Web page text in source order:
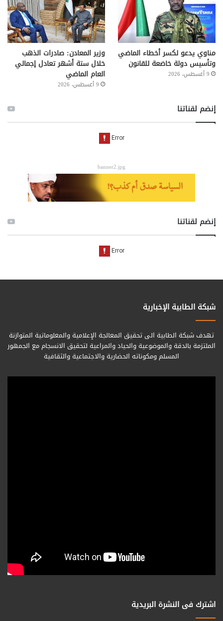
مناوي يدعو لكسر أخطاء الماضي
وتأسيس دولة خاضعة للقانون
9 أغسطس، 2026
وزير المعادن: صادرات الذهب
خلال ستة أشهر تعادل إجمالي
العام الماضي
9 أغسطس، 2026
إنضم لقناتنا
banner2.jpg
إنضم لقناتنا
شبكة الطابية الإخبارية
تهدف شبكة الطابية الى تحقيق المعالجة الإعلامية والمعلوماتية المتوازنة
الملتزمة بالدقة والموضوعية والحياد والمراعية لتحقيق الانسجام مع الجمهور
المسلم ومكوناته الحضارية والاجتماعية والثقافية
اشترك فى النشرة البريدية